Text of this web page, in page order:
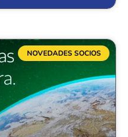
NOVEDADES SOCIOS